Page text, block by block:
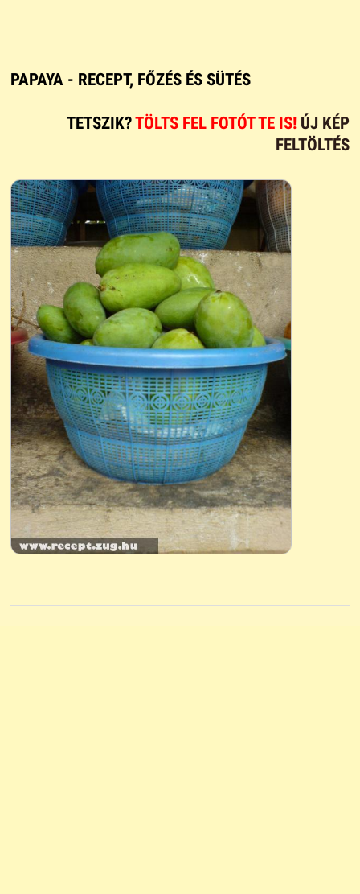
PAPAYA - RECEPT, FŐZÉS ÉS SÜTÉS
TETSZIK?TÖLTS FEL FOTÓT TE IS! ÚJ KÉP
FELTÖLTÉS